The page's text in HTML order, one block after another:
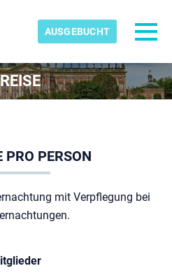
AUSGEBUCHT
PRO PERSON
mit Verpflegung bei
OK